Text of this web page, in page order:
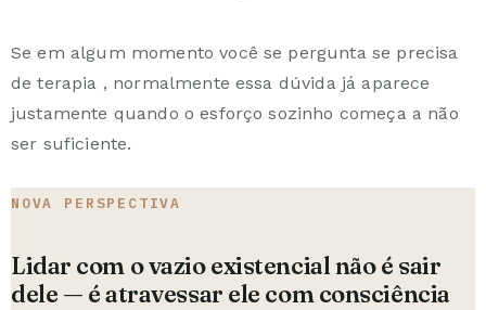
Se em algum momento você se pergunta se precisa
de terapia , normalmente essa dúvida já aparece
justamente quando o esforço sozinho começa a não
ser suficiente.
NOVA PERSPECTIVA
Lidar com o vazio existencial não é sair
dele — é atravessar ele com consciência